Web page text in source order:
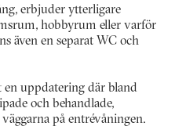
erbjuder ytterligare
hobbyrum eller varför
även en separat WC och
uppdatering där bland
och behandlade,
på entrévåningen.